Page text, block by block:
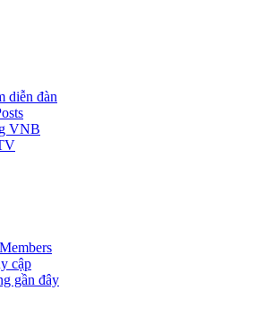
diễn đàn
VNB
cập
gần đây